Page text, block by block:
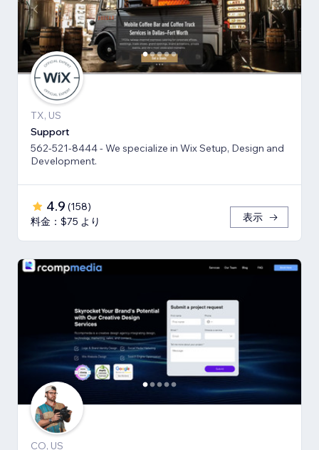
TX, US
Support
562-521-8444 - We specialize in Wix Setup, Design and
Development.
4.9 (158)
料金：$75 より
表示
CO, US